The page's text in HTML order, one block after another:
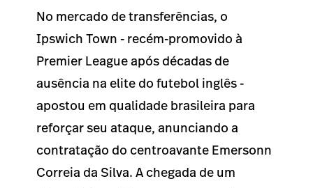
No mercado de transferências, o
Ipswich Town - recém-promovido à
Premier League após décadas de
ausência na elite do futebol inglês -
apostou em qualidade brasileira para
reforçar seu ataque, anunciando a
contratação do centroavante Emersonn
Correia da Silva. A chegada de um